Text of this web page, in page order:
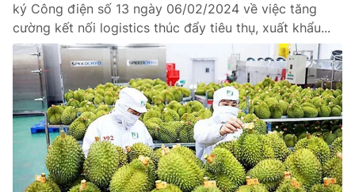
ký Công điện số 13 ngày 06/02/2024 về việc tăng
cường kết nối logistics thúc đẩy tiêu thụ, xuất khẩu...